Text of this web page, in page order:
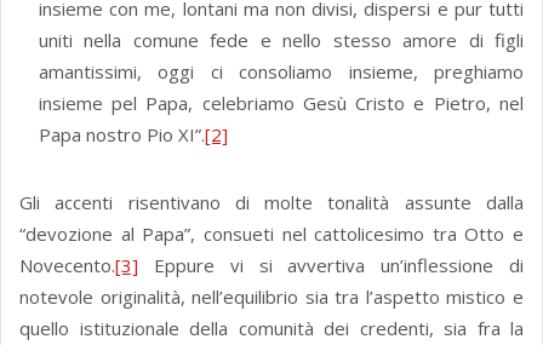
insieme con me, lontani ma non divisi, dispersi e pur tutti
uniti nella comune fede e nello stesso amore di figli
amantissimi, oggi ci consoliamo insieme, preghiamo
insieme pel Papa, celebriamo Gesù Cristo e Pietro, nel
Papa nostro Pio XI”.[2]
Gli accenti risentivano di molte tonalità assunte dalla
“devozione al Papa”, consueti nel cattolicesimo tra Otto e
Novecento.[3] Eppure vi si avvertiva un’inflessione di
notevole originalità, nell’equilibrio sia tra l’aspetto mistico e
quello istituzionale della comunità dei credenti, sia fra la